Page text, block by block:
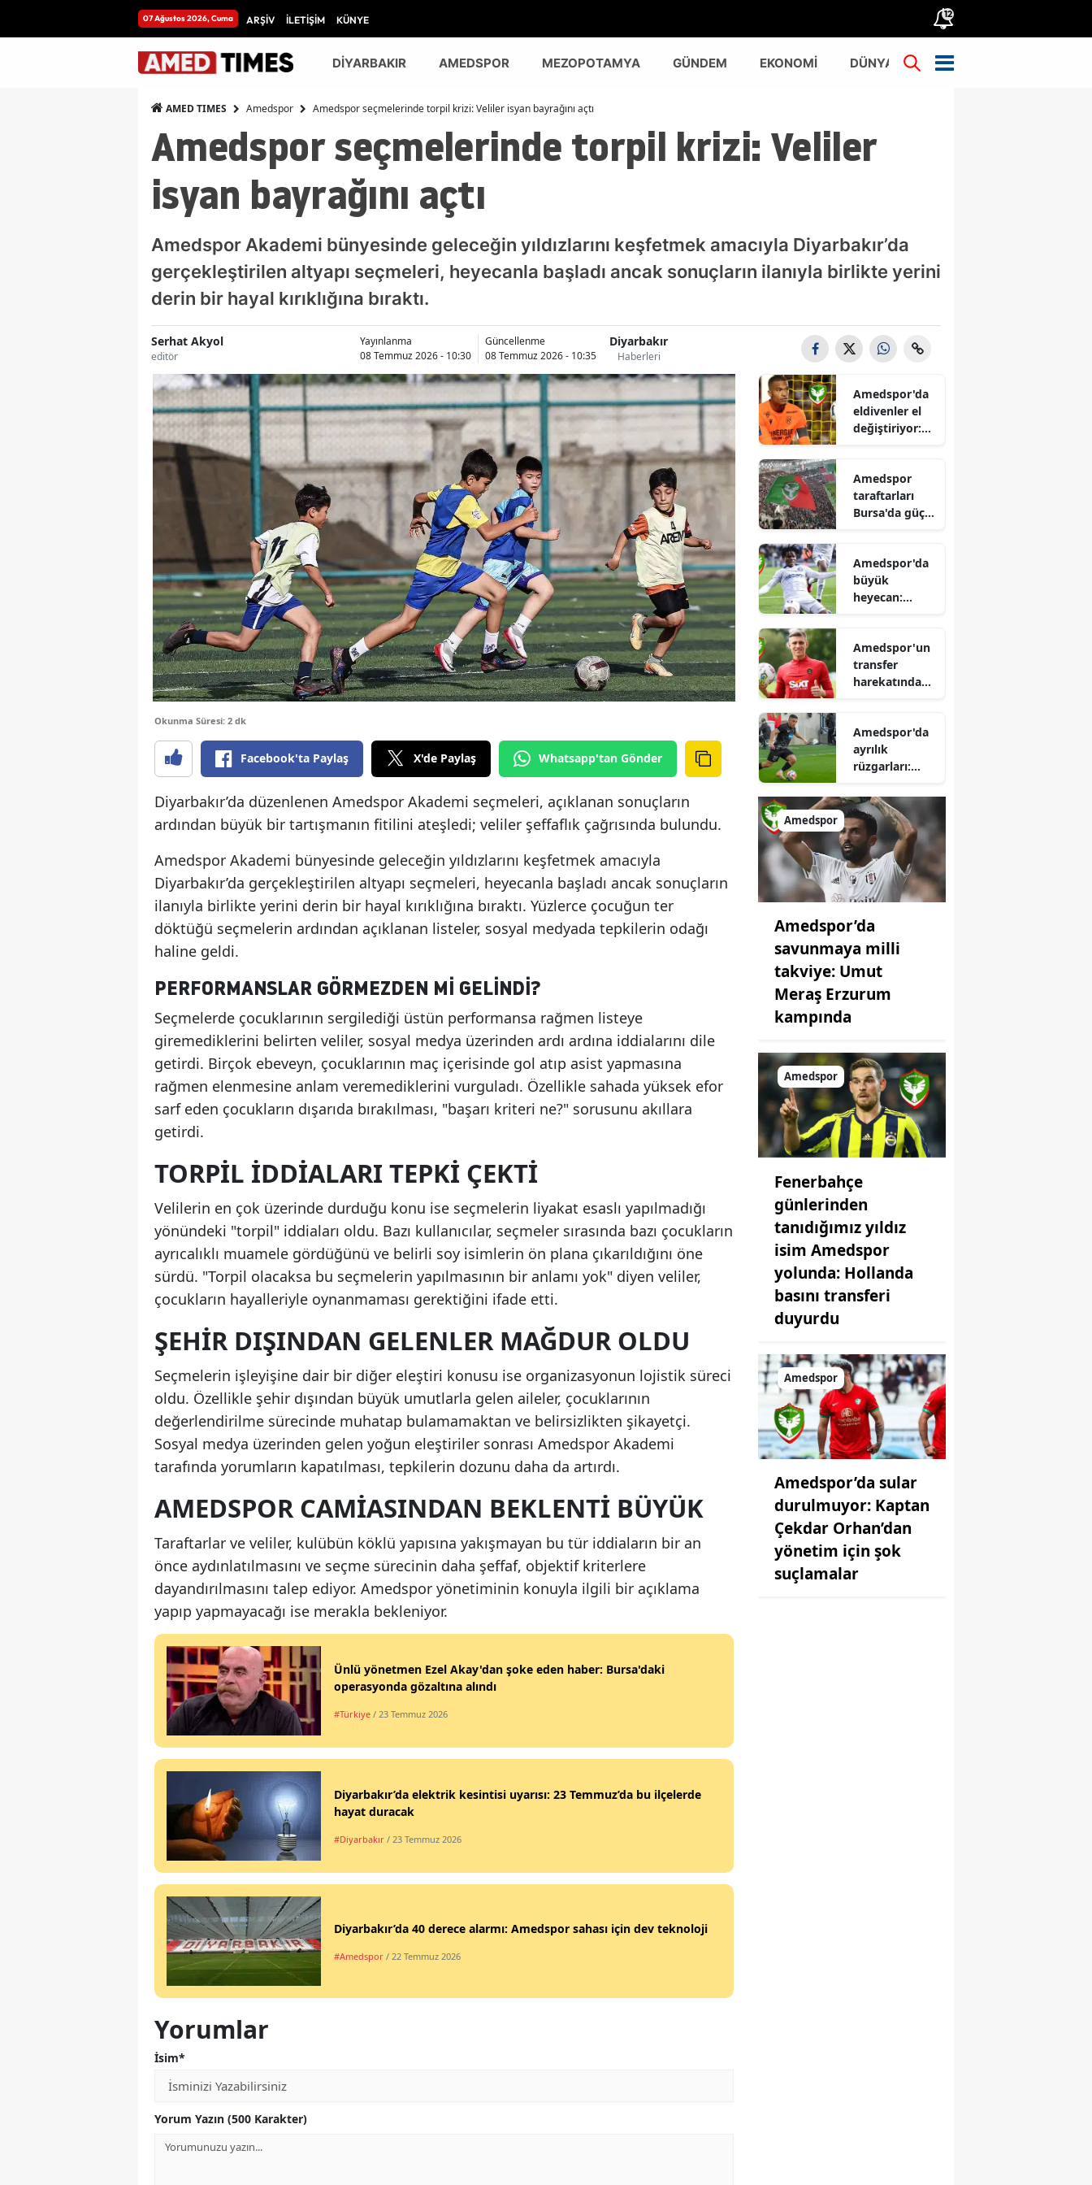
07 Ağustos 2026, Cuma ARŞİV İLETİŞİM KÜNYE 12
DİYARBAKIR AMEDSPOR MEZOPOTAMYA GÜNDEM EKONOMİ DÜNYA TÜRKİYE
AMED TIMES Amedspor Amedspor seçmelerinde torpil krizi: Veliler isyan bayrağını açtı
Amedspor seçmelerinde torpil krizi: Veliler
isyan bayrağını açtı
Amedspor Akademi bünyesinde geleceğin yıldızlarını keşfetmek amacıyla Diyarbakır’da
gerçekleştirilen altyapı seçmeleri, heyecanla başladı ancak sonuçların ilanıyla birlikte yerini
derin bir hayal kırıklığına bıraktı.
Serhat Akyol
editör
Yayınlanma
08 Temmuz 2026 - 10:30
Güncellenme
08 Temmuz 2026 - 10:35
Diyarbakır
Haberleri
Okunma Süresi: 2 dk
Facebook'ta Paylaş X'de Paylaş Whatsapp'tan Gönder
Diyarbakır’da düzenlenen Amedspor Akademi seçmeleri, açıklanan sonuçların
ardından büyük bir tartışmanın fitilini ateşledi; veliler şeffaflık çağrısında bulundu.
Amedspor Akademi bünyesinde geleceğin yıldızlarını keşfetmek amacıyla
Diyarbakır’da gerçekleştirilen altyapı seçmeleri, heyecanla başladı ancak sonuçların
ilanıyla birlikte yerini derin bir hayal kırıklığına bıraktı. Yüzlerce çocuğun ter
döktüğü seçmelerin ardından açıklanan listeler, sosyal medyada tepkilerin odağı
haline geldi.
PERFORMANSLAR GÖRMEZDEN MI GELINDI?
Seçmelerde çocuklarının sergilediği üstün performansa rağmen listeye
giremediklerini belirten veliler, sosyal medya üzerinden ardı ardına iddialarını dile
getirdi. Birçok ebeveyn, çocuklarının maç içerisinde gol atıp asist yapmasına
rağmen elenmesine anlam veremediklerini vurguladı. Özellikle sahada yüksek efor
sarf eden çocukların dışarıda bırakılması, "başarı kriteri ne?" sorusunu akıllara
getirdi.
TORPIL IDDIALARI TEPKI ÇEKTI
Velilerin en çok üzerinde durduğu konu ise seçmelerin liyakat esaslı yapılmadığı
yönündeki "torpil" iddiaları oldu. Bazı kullanıcılar, seçmeler sırasında bazı çocukların
ayrıcalıklı muamele gördüğünü ve belirli soy isimlerin ön plana çıkarıldığını öne
sürdü. "Torpil olacaksa bu seçmelerin yapılmasının bir anlamı yok" diyen veliler,
çocukların hayalleriyle oynanmaması gerektiğini ifade etti.
ŞEHIR DIŞINDAN GELENLER MAĞDUR OLDU
Seçmelerin işleyişine dair bir diğer eleştiri konusu ise organizasyonun lojistik süreci
oldu. Özellikle şehir dışından büyük umutlarla gelen aileler, çocuklarının
değerlendirilme sürecinde muhatap bulamamaktan ve belirsizlikten şikayetçi.
Sosyal medya üzerinden gelen yoğun eleştiriler sonrası Amedspor Akademi
tarafında yorumların kapatılması, tepkilerin dozunu daha da artırdı.
AMEDSPOR CAMIASINDAN BEKLENTI BÜYÜK
Taraftarlar ve veliler, kulübün köklü yapısına yakışmayan bu tür iddiaların bir an
önce aydınlatılmasını ve seçme sürecinin daha şeffaf, objektif kriterlere
dayandırılmasını talep ediyor. Amedspor yönetiminin konuyla ilgili bir açıklama
yapıp yapmayacağı ise merakla bekleniyor.
Ünlü yönetmen Ezel Akay'dan şoke eden haber: Bursa'daki
operasyonda gözaltına alındı
#Türkiye / 23 Temmuz 2026
Diyarbakır’da elektrik kesintisi uyarısı: 23 Temmuz’da bu ilçelerde
hayat duracak
#Diyarbakır / 23 Temmuz 2026
Diyarbakır’da 40 derece alarmı: Amedspor sahası için dev teknoloji
#Amedspor / 22 Temmuz 2026
Yorumlar
İsim*
Yorum Yazın (500 Karakter)
Amedspor'da
eldivenler el
değiştiriyor:
yıldızı yola
çıktı
Amedspor
taraftarları
Bursa'da güç
Barikat
sahneye çıktı
Amedspor'da
büyük
heyecan:
için düğmeye
basıldı
Amedspor'un
transfer
harekatında
yıldız için geri
sayım başladı
Amedspor'da
ayrılık
rüzgarları:
Süper Lig
yolcusu
Amedspor
Amedspor’da
savunmaya milli
takviye: Umut
Meraş Erzurum
kampında
Amedspor
Fenerbahçe
günlerinden
tanıdığımız yıldız
isim Amedspor
yolunda: Hollanda
basını transferi
duyurdu
Amedspor
Amedspor’da sular
durulmuyor: Kaptan
Çekdar Orhan’dan
yönetim için şok
suçlamalar